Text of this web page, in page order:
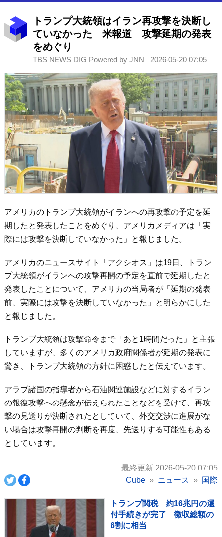
トランプ大統領はイラン再攻撃を決断し
ていなかった 米報道 攻撃延期の発表
をめぐり
TBS NEWS DIG Powered by JNN 2026-05-20 07:05
アメリカのトランプ大統領がイランへの再攻撃の予定を延
期したと発表したことをめぐり、アメリカメディアは「実
際には攻撃を決断していなかった」と報じました。
アメリカのニュースサイト「アクシオス」は19日、トラン
プ大統領がイランへの攻撃再開の予定を直前で延期したと
発表したことについて、アメリカの当局者が「延期の発表
前、実際には攻撃を決断していなかった」と明らかにした
と報じました。
トランプ大統領は攻撃命令まで「あと1時間だった」と主張
していますが、多くのアメリカ政府関係者が延期の発表に
驚き、トランプ大統領の方針に困惑したと伝えています。
アラブ諸国の指導者から石油関連施設などに対するイラン
の報復攻撃への懸念が伝えられたことなどを受けて、再攻
撃の見送りが決断されたとしていて、外交交渉に進展がな
い場合は攻撃再開の判断を再度、先送りする可能性もある
としています。
最終更新 2026-05-20 07:05
Cube
ニュース 国際
トランプ関税 約16兆円の還
付手続きが完了 徴収総額の
6割に相当